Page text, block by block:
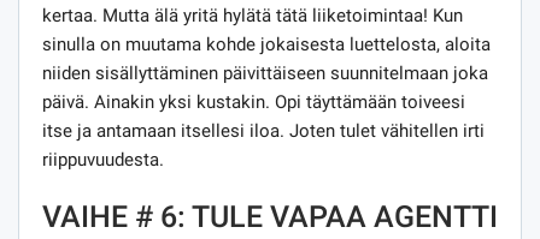
kertaa. Mutta älä yritä hylätä tätä liiketoimintaa! Kun
sinulla on muutama kohde jokaisesta luettelosta, aloita
niiden sisällyttäminen päivittäiseen suunnitelmaan joka
päivä. Ainakin yksi kustakin. Opi täyttämään toiveesi
itse ja antamaan itsellesi iloa. Joten tulet vähitellen irti
riippuvuudesta.
VAIHE # 6: TULE VAPAA AGENTTI